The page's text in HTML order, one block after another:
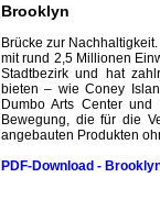
Brooklyn
Brücke zur
mit rund 2,5 Millionen­
Stadtbezirk und hat
bieten – wie Coney
Dumbo Arts Center
Bewegung, die für die
angebauten Produkten
PDF-Download -